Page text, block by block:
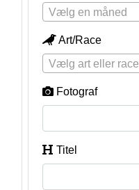
Vælg en måned
Art/Race
Vælg art eller race
Fotograf
Titel